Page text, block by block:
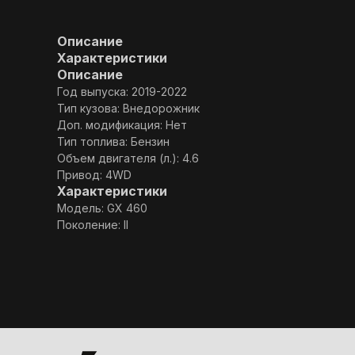
Описание
Характеристики
Описание
Год выпуска: 2019-2022
Тип кузова: Внедорожник
Доп. модификация: Нет
Тип топлива: Бензин
Объем двигателя (л.): 4.6
Привод: 4WD
Характеристики
Модель: GX 460
Поколение: II